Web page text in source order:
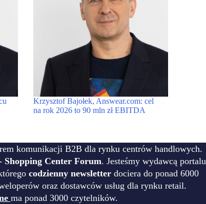
Krzysztof Bajołek, Answear.com: cel
na rok 2026 to 90 mln zł EBITDA
komunikacji B2B dla rynku centrów handlowych.
Shopping Center Forum. Jesteśmy wydawcą portalu
codzienny newsletter dociera do ponad 6000
oraz dostawców usług dla rynku retail.
ma ponad 3000 czytelników.